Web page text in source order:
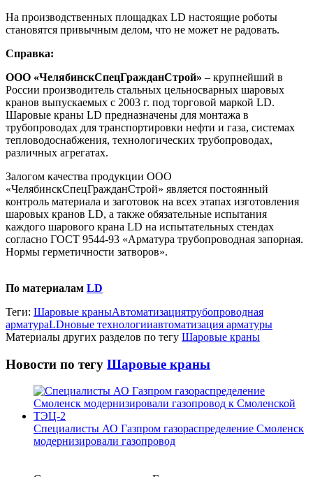
На производственных площадках LD настоящие роботы
становятся привычным делом, что не может не радовать.
Справка:
ООО «ЧелябинскСпецГражданСтрой» – крупнейший в
России производитель стальных цельносварных шаровых
кранов выпускаемых с 2003 г. под торговой маркой LD.
Шаровые краны LD предназначены для монтажа в
трубопроводах для транспортировки нефти и газа, системах
тепловодоснабжения, технологических трубопроводах,
различных агрегатах.
Залогом качества продукции ООО
«ЧелябинскСпецГражданСтрой» является постоянный
контроль материала и заготовок на всех этапах изготовления
шаровых кранов LD, а также обязательные испытания
каждого шарового крана LD на испытательных стендах
согласно ГОСТ 9544-93 «Арматура трубопроводная запорная.
Нормы герметичности затворов».
По материалам LD
Теги: Шаровые краныАвтоматизациятрубопроводная
арматураLDновые технологииавтоматизация арматуры
Материалы других разделов по тегу Шаровые краны
Новости по тегу Шаровые краны
Специалисты АО Газпром газораспределение Смоленск
модернизировали газопровод